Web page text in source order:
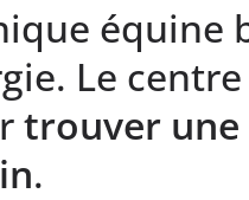
équine
Le
trouver une
.